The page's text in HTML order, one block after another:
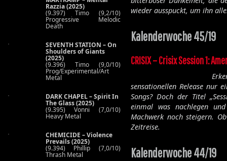
Razzia (2025)
(9.397) Timo (9,2/10)
Progressive Melodic
Death
SEVENTH STATION – On
Shoulders of Giants
(2025)
(9.396) Timo (9,0/10)
Prog/Experimental/Art
Metal
DARK CHAPEL – Spirit In
The Glass (2025)
(9.395) Vonni (7,0/10)
Heavy Metal
CHEMICIDE – Violence
Prevails (2025)
(9.394) Phillip (7,0/10)
Thrash Metal
wieder ausspuckt, um ihn
Kalenderwoche 45/19
CRISIX – Crisix Session 1:
sensationellen Release nur
Songs? Doch der Titel
einmal was nachlegen
Machwerk noch steigern.
Zeitreise.
Kalenderwoche 44/19